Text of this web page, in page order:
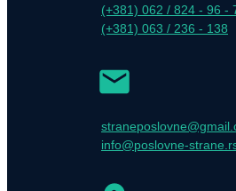
(+381) 062 / 824 - 96 -
(+381) 063 / 236 - 138
info@poslovne-